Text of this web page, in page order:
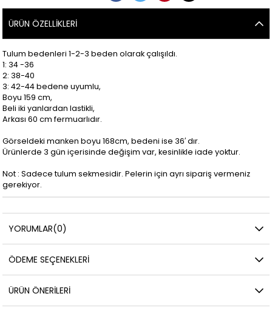
ÜRÜN ÖZELLIKLERI
Tulum bedenleri 1-2-3 beden olarak çalışıldı.
1: 34 -36
2: 38-40
3: 42-44 bedene uyumlu,
Boyu 159 cm,
Beli iki yanlardan lastikli,
Arkası 60 cm fermuarlıdır.
Görseldeki manken boyu 168cm, bedeni ise 36′ dır.
Ürünlerde 3 gün içerisinde değişim var, kesinlikle iade yoktur.
Not : Sadece tulum sekmesidir. Pelerin için ayrı sipariş vermeniz
gerekiyor.
YORUMLAR(0)
ÖDEME SEÇENEKLERI
ÜRÜN ÖNERILERI